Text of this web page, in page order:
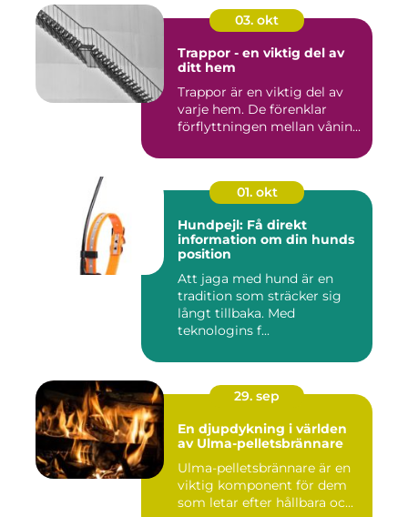
03. okt
Trappor - en viktig del av
ditt hem
Trappor är en viktig del av
varje hem. De förenklar
förflyttningen mellan vånin...
01. okt
Hundpejl: Få direkt
information om din hunds
position
Att jaga med hund är en
tradition som sträcker sig
långt tillbaka. Med
teknologins f...
29. sep
En djupdykning i världen
av Ulma-pelletsbrännare
Ulma-pelletsbrännare är en
viktig komponent för dem
som letar efter hållbara oc...